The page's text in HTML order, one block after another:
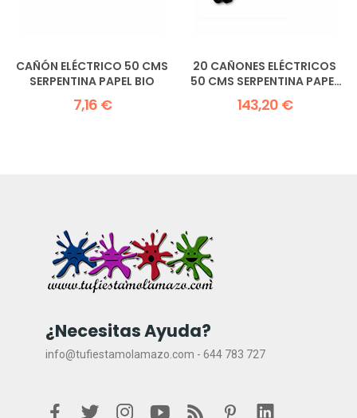
CAÑÓN ELÉCTRICO 50 CMS
SERPENTINA PAPEL BIO
7,16 €
20 CAÑONES ELÉCTRICOS
50 CMS SERPENTINA PAPEL
BIO
143,20 €
¿Necesitas Ayuda?
info@tufiestamolamazo.com - 644 783 727